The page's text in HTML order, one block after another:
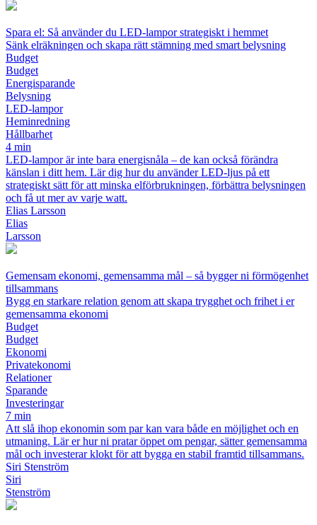
Spara el: Så använder du LED-lampor strategiskt i hemmet
Sänk elräkningen och skapa rätt stämning med smart belysning
Budget
Budget
Energisparande
Belysning
LED-lampor
Heminredning
Hållbarhet
4 min
LED-lampor är inte bara energisnåla – de kan också förändra
känslan i ditt hem. Lär dig hur du använder LED-ljus på ett
strategiskt sätt för att minska elförbrukningen, förbättra belysningen
och få ut mer av varje watt.
Elias Larsson
Elias
Larsson
Gemensam ekonomi, gemensamma mål – så bygger ni förmögenhet
tillsammans
Bygg en starkare relation genom att skapa trygghet och frihet i er
gemensamma ekonomi
Budget
Budget
Ekonomi
Privatekonomi
Relationer
Sparande
Investeringar
7 min
Att slå ihop ekonomin som par kan vara både en möjlighet och en
utmaning. Lär er hur ni pratar öppet om pengar, sätter gemensamma
mål och investerar klokt för att bygga en stabil framtid tillsammans.
Siri Stenström
Siri
Stenström